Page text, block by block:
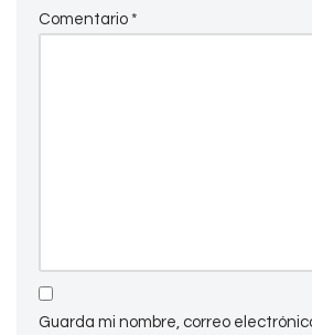
Comentario *
Guarda mi nombre, correo